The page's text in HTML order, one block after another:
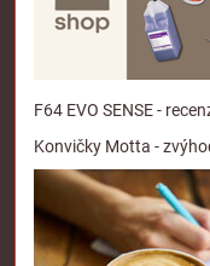
F64 EVO SENSE -
Konvičky Motta -